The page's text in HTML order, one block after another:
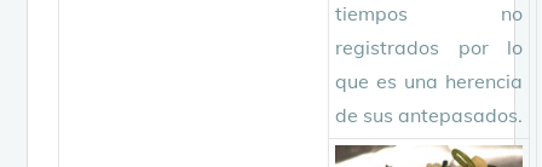
tiempos no
registrados por lo
que es una herencia
de sus antepasados.